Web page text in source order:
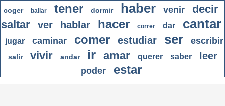
coger bailar tener dormir haber venir
decir
saltar
ver hablar hacer correr dar cantar
jugar caminar comer estudiar ser escribir
salir vivir andar ir amar querer saber leer
poder estar